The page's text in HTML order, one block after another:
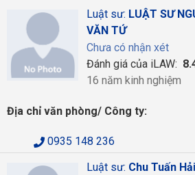
Luật sư: LUẬT SƯ
VĂN TỨ
Chưa có nhận xét
Đánh giá của iLAW:
16 năm kinh nghiệm
Địa chỉ văn phòng/ Công ty:
0935 148 236
Luật sư: Chu Tuấn Hải